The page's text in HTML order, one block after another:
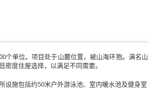
个单位。项目处于山麓位置，被山海环抱。满名山
度住屋选择，以满足不同需要。
设施包括约50米户外游泳池、室内暖水池及健身室